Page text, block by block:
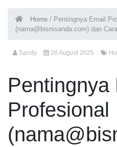
Home / Pentingnya Email
(nama@bisnisanda.com) dan
Sandy 26 August 2025
Pentingnya
Profesional
(